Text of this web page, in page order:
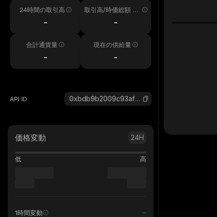
24時間の取引高
-
取引高/時価総額 24
-
合計通貨量
-
現在の供給量
-
API ID 0xbdb9b2009c93afe865a0f68b399ab40735cc7777_binance_smart
価格変動 24H
低 高
1時間変動